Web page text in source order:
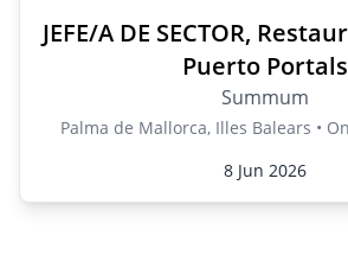
JEFE/A DE SECTOR,
Puerto Portals
Summum
Palma de Mallorca, Illes Balears •
8 Jun 2026